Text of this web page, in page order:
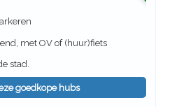
met OV of (huur)fiets
stad.
goedkope hubs